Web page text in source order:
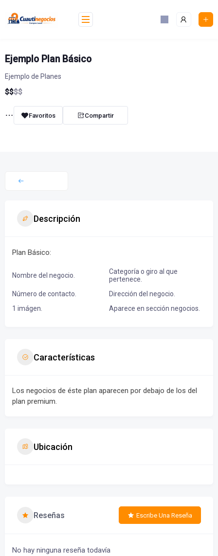
Ejemplo Plan Básico
Ejemplo de Planes
$$$$
Favoritos Compartir
Descripción
Plan Básico:
Nombre del negocio.
Categoría o giro al que
pertenece.
Número de contacto.
Dirección del negocio.
1 imágen.
Aparece en sección negocios.
Características
Los negocios de éste plan aparecen por debajo de los del
plan premium.
Ubicación
Reseñas Escribe Una Reseña
No hay ninguna reseña todavía